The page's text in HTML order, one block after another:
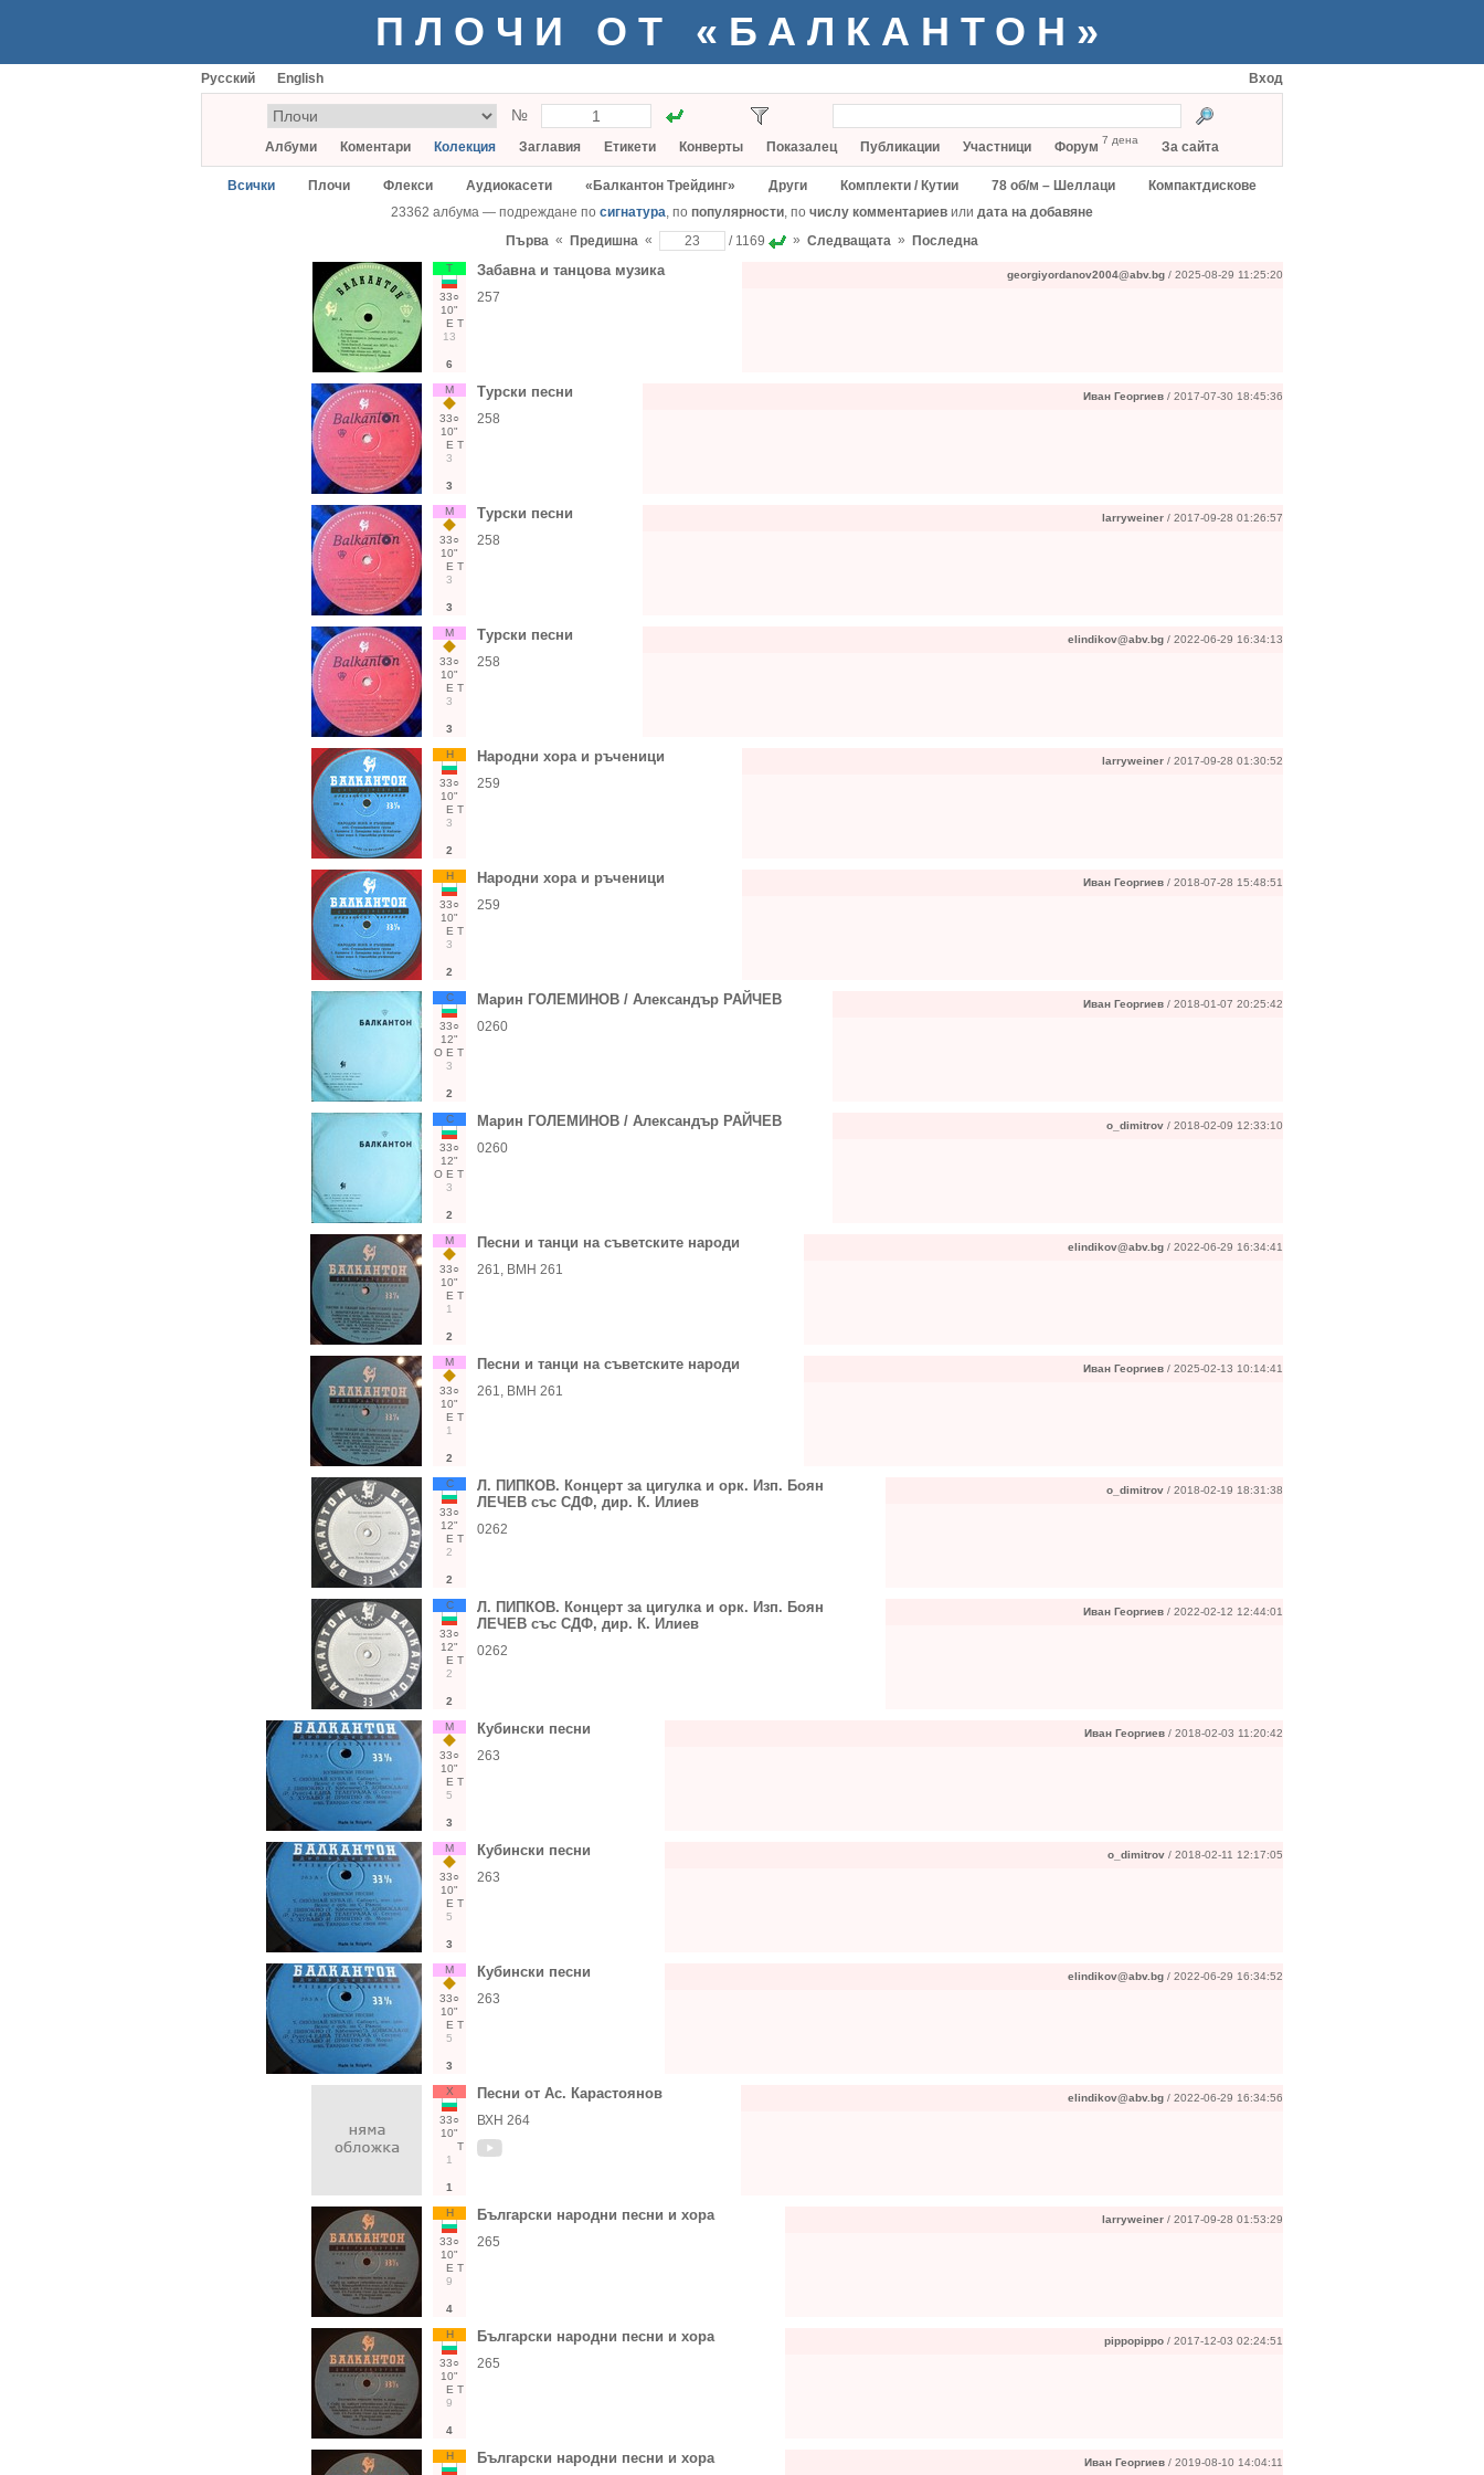
ПЛОЧИ ОТ «БАЛКАНТОН»
Русский English Вход
№
Албуми Коментари Колекция Заглавия Етикети Конверты Показалец Публикации Участници Форум 7 дена За сайта
Всички Плочи Флекси Аудиокасети «Балкантон Трейдинг» Други Комплекти / Кутии 78 об/м – Шеллаци
Компактдискове
23362 албума — подреждане по сигнатура, по популярности, по числу комментариев или дата на добавяне
Първа « Предишна « / 1169 » Следващата » Последна
Т
33○
10"
Е Т
13
6
Забавна и танцова музика
257
georgiyordanov2004@abv.bg / 2025-08-29 11:25:20
М
33○
10"
Е Т
3
3
Турски песни
258
Иван Георгиев / 2017-07-30 18:45:36
М
33○
10"
Е Т
3
3
Турски песни
258
larryweiner / 2017-09-28 01:26:57
М
33○
10"
Е Т
3
3
Турски песни
258
elindikov@abv.bg / 2022-06-29 16:34:13
Н
33○
10"
Е Т
3
2
Народни хора и ръченици
259
larryweiner / 2017-09-28 01:30:52
Н
33○
10"
Е Т
3
2
Народни хора и ръченици
259
Иван Георгиев / 2018-07-28 15:48:51
С
33○
12"
О Е Т
3
2
Марин ГОЛЕМИНОВ / Александър РАЙЧЕВ
0260
Иван Георгиев / 2018-01-07 20:25:42
С
33○
12"
О Е Т
3
2
Марин ГОЛЕМИНОВ / Александър РАЙЧЕВ
0260
o_dimitrov / 2018-02-09 12:33:10
М
33○
10"
Е Т
1
2
Песни и танци на съветските народи
261, ВМН 261
elindikov@abv.bg / 2022-06-29 16:34:41
М
33○
10"
Е Т
1
2
Песни и танци на съветските народи
261, ВМН 261
Иван Георгиев / 2025-02-13 10:14:41
С
33○
12"
Е Т
2
2
Л. ПИПКОВ. Концерт за цигулка и орк. Изп. Боян
ЛЕЧЕВ със СДФ, дир. К. Илиев
0262
o_dimitrov / 2018-02-19 18:31:38
С
33○
12"
Е Т
2
2
Л. ПИПКОВ. Концерт за цигулка и орк. Изп. Боян
ЛЕЧЕВ със СДФ, дир. К. Илиев
0262
Иван Георгиев / 2022-02-12 12:44:01
М
33○
10"
Е Т
5
3
Кубински песни
263
Иван Георгиев / 2018-02-03 11:20:42
М
33○
10"
Е Т
5
3
Кубински песни
263
o_dimitrov / 2018-02-11 12:17:05
М
33○
10"
Е Т
5
3
Кубински песни
263
elindikov@abv.bg / 2022-06-29 16:34:52
Х
33○
10"
Т
1
1
Песни от Ас. Карастоянов
ВХН 264
elindikov@abv.bg / 2022-06-29 16:34:56
Н
33○
10"
Е Т
9
4
Български народни песни и хора
265
larryweiner / 2017-09-28 01:53:29
Н
33○
10"
Е Т
9
4
Български народни песни и хора
265
pippopippo / 2017-12-03 02:24:51
Н Български народни песни и хора Иван Георгиев / 2019-08-10 14:04:11